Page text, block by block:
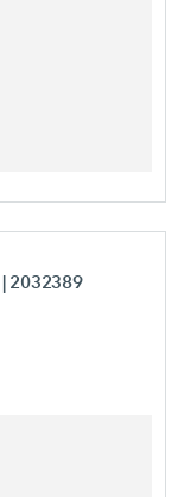
| 2032389